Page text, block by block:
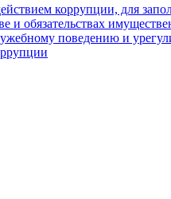
коррупции, для
и обязательствах
поведению и